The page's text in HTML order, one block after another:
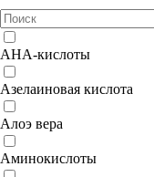
AHA-кислоты
Азелаиновая кислота
Алоэ вера
Аминокислоты